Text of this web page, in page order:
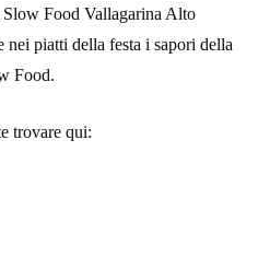
Food ‪Vallagarina‬ Alto
nei piatti della festa i sapori della
‪Food‬.
trovare qui: